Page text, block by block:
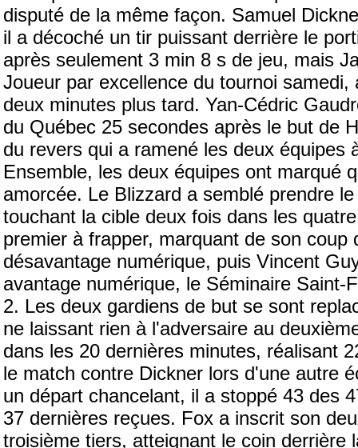
disputé de la même façon. Samuel
il a décoché un tir puissant derrière le
après seulement 3 min 8 s de jeu, mais
Joueur par excellence du tournoi
deux minutes plus tard. Yan-Cédric
du Québec 25 secondes après le but de
du revers qui a ramené les deux
Ensemble, les deux équipes ont marqué
amorcée. Le Blizzard a semblé prendre
touchant la cible deux fois dans les
premier à frapper, marquant de son
désavantage numérique, puis Vincent
avantage numérique, le Séminaire
2. Les deux gardiens de but se sont
ne laissant rien à l'adversaire au
dans les 20 dernières minutes, réalisant
le match contre Dickner lors d'une autre
un départ chancelant, il a stoppé 43 des
37 dernières reçues. Fox a inscrit son
troisième tiers, atteignant le coin